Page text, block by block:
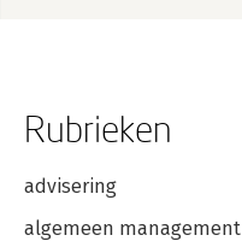
Rubrieken
advisering
algemeen management